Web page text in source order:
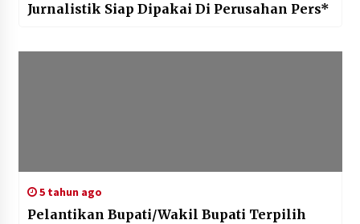
Jurnalistik Siap Dipakai Di Perusahan Pers*
5 tahun ago
Pelantikan Bupati/Wakil Bupati Terpilih